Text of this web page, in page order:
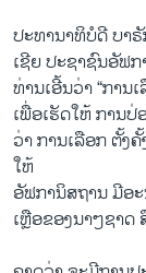
ປະທານາທິບໍດີ ບາ
ເຊີຍ ປະຊາຊົນ​ອັຟ
ທ່ານ​ເອີ້ນ​ວ່າ “ການ​
ເພື່ອເຮັດໃຫ້ ການ
ວ່າ ການເລືອກ ຕັ້ງ
ໃຫ້
ອັຟການິສຖານ ມີອ
ເຫຼືອຂອງນາໆຊາດ